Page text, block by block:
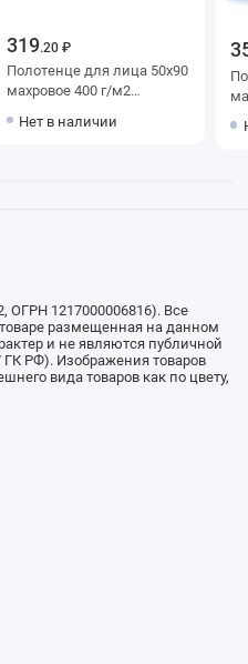
319.20 ₽
Полотенце для лица 50х90
махровое 400 г/м2
мануфактура
Нет в наличии
ОГРН 1217000006816). Все
размещенная на данном
и не являются публичной
ГК РФ). Изображения товаров
вида товаров как по цвету,